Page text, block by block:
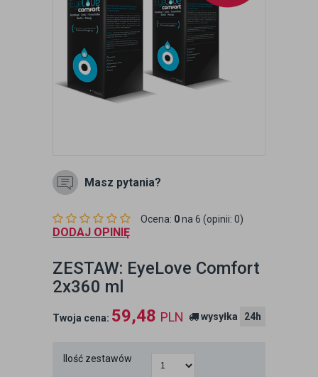
Masz pytania?
Ocena: 0na 6 (opinii: 0)
DODAJ OPINIĘ
ZESTAW: EyeLove Comfort
2x360 ml
Twoja cena: 59,48 PLN wysyłka 24h
Ilość zestawów